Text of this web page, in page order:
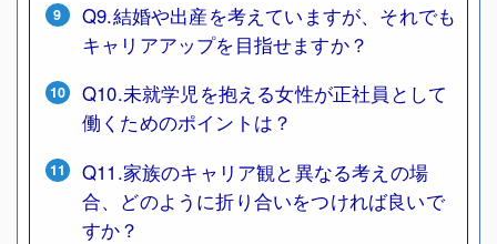
Q9.結婚や出産を考えていますが、それでも
キャリアアップを目指せますか？
Q10.未就学児を抱える女性が正社員として
働くためのポイントは？
Q11.家族のキャリア観と異なる考えの場
合、どのように折り合いをつければ良いで
すか？